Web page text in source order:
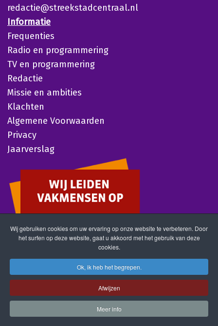
redactie@streekstadcentraal.nl
Informatie
Frequenties
Radio en programmering
TV en programmering
Redactie
Missie en ambities
Klachten
Algemene Voorwaarden
Privacy
Jaarverslag
Wij gebruiken cookies om uw ervaring op onze website te verbeteren. Door
het surfen op deze website, gaat u akkoord met het gebruik van deze
cookies.
Ok, ik heb het begrepen.
Afwijzen
Meer info